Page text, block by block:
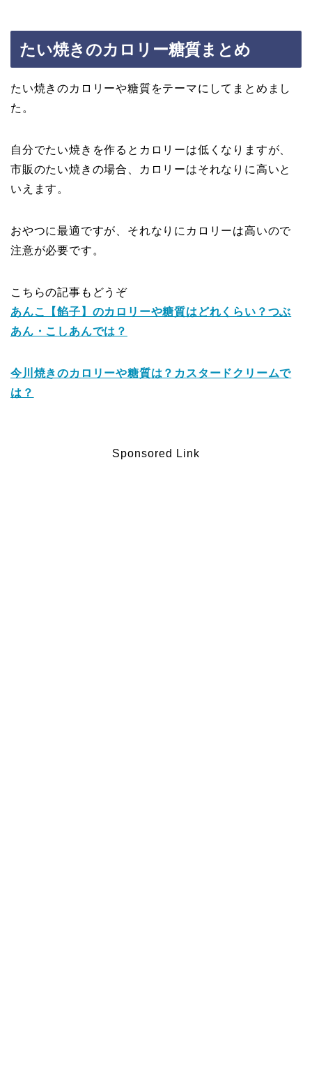
たい焼きのカロリー糖質まとめ
たい焼きのカロリーや糖質をテーマにしてまとめまし
た。
自分でたい焼きを作るとカロリーは低くなりますが、
市販のたい焼きの場合、カロリーはそれなりに高いと
いえます。
おやつに最適ですが、それなりにカロリーは高いので
注意が必要です。
こちらの記事もどうぞ
あんこ【餡子】のカロリーや糖質はどれくらい？つぶ
あん・こしあんでは？
今川焼きのカロリーや糖質は？カスタードクリームで
は？
Sponsored Link